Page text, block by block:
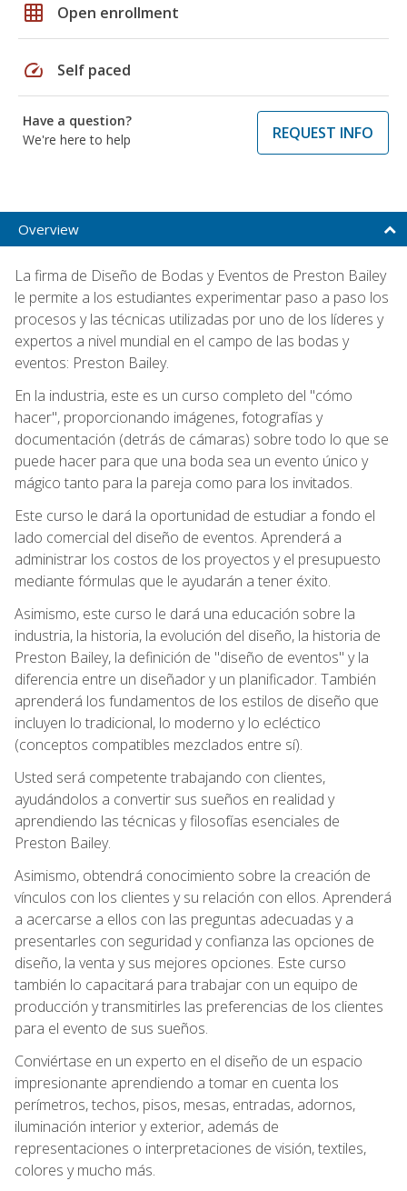
grid_on Open enrollment
speed Self paced
Have a question?
We're here to help
REQUEST INFO
Overview
La firma de Diseño de Bodas y Eventos de Preston Bailey
le permite a los estudiantes experimentar paso a paso los
procesos y las técnicas utilizadas por uno de los líderes y
expertos a nivel mundial en el campo de las bodas y
eventos: Preston Bailey.
En la industria, este es un curso completo del "cómo
hacer", proporcionando imágenes, fotografías y
documentación (detrás de cámaras) sobre todo lo que se
puede hacer para que una boda sea un evento único y
mágico tanto para la pareja como para los invitados.
Este curso le dará la oportunidad de estudiar a fondo el
lado comercial del diseño de eventos. Aprenderá a
administrar los costos de los proyectos y el presupuesto
mediante fórmulas que le ayudarán a tener éxito.
Asimismo, este curso le dará una educación sobre la
industria, la historia, la evolución del diseño, la historia de
Preston Bailey, la definición de "diseño de eventos" y la
diferencia entre un diseñador y un planificador. También
aprenderá los fundamentos de los estilos de diseño que
incluyen lo tradicional, lo moderno y lo ecléctico
(conceptos compatibles mezclados entre sí).
Usted será competente trabajando con clientes,
ayudándolos a convertir sus sueños en realidad y
aprendiendo las técnicas y filosofías esenciales de
Preston Bailey.
Asimismo, obtendrá conocimiento sobre la creación de
vínculos con los clientes y su relación con ellos. Aprenderá
a acercarse a ellos con las preguntas adecuadas y a
presentarles con seguridad y confianza las opciones de
diseño, la venta y sus mejores opciones. Este curso
también lo capacitará para trabajar con un equipo de
producción y transmitirles las preferencias de los clientes
para el evento de sus sueños.
Conviértase en un experto en el diseño de un espacio
impresionante aprendiendo a tomar en cuenta los
perímetros, techos, pisos, mesas, entradas, adornos,
iluminación interior y exterior, además de
representaciones o interpretaciones de visión, textiles,
colores y mucho más.